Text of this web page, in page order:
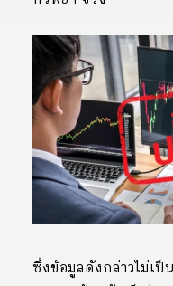
ซึ่งข้อมูลดังกล่าวไม่เป็